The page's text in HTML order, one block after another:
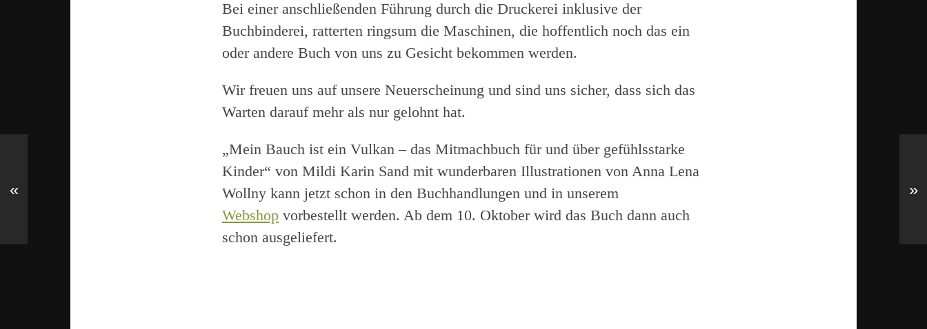
Bei einer anschließenden Führung durch die Druckerei inklusive der
Buchbinderei, ratterten ringsum die Maschinen, die hoffentlich noch das ein
oder andere Buch von uns zu Gesicht bekommen werden.
Wir freuen uns auf unsere Neuerscheinung und sind uns sicher, dass sich das
Warten darauf mehr als nur gelohnt hat.
„Mein Bauch ist ein Vulkan – das Mitmachbuch für und über gefühlsstarke
Kinder“ von Mildi Karin Sand mit wunderbaren Illustrationen von Anna Lena
Wollny kann jetzt schon in den Buchhandlungen und in unserem
Webshop vorbestellt werden. Ab dem 10. Oktober wird das Buch dann auch
schon ausgeliefert.
« »